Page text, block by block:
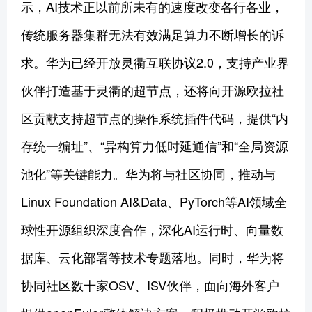
示，AI技术正以前所未有的速度改变各行各业，
传统服务器集群无法有效满足算力不断增长的诉
求。华为已经开放灵衢互联协议2.0，支持产业界
伙伴打造基于灵衢的超节点，还将向开源欧拉社
区贡献支持超节点的操作系统插件代码，提供“内
存统一编址”、“异构算力低时延通信”和“全局资源
池化”等关键能力。华为将与社区协同，推动与
Linux Foundation AI&Data、PyTorch等AI领域全
球性开源组织深度合作，深化AI运行时、向量数
据库、云化部署等技术专题落地。同时，华为将
协同社区数十家OSV、ISV伙伴，面向海外客户